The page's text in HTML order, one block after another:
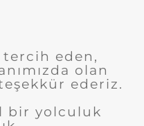
eden,
olan
ederiz.
bir yolculuk